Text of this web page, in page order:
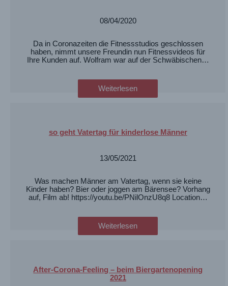
08/04/2020
Da in Coronazeiten die Fitnessstudios geschlossen
haben, nimmt unsere Freundin nun Fitnessvideos für
Ihre Kunden auf. Wolfram war auf der Schwäbischen…
Weiterlesen
so geht Vatertag für kinderlose Männer
13/05/2021
Was machen Männer am Vatertag, wenn sie keine
Kinder haben? Bier oder joggen am Bärensee? Vorhang
auf, Film ab! https://youtu.be/PNilOnzU8q8 Location…
Weiterlesen
After-Corona-Feeling – beim Biergartenopening
2021